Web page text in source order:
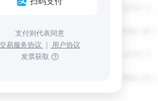
支付则代表同意
交易服务协议 ｜ 用户协议
发票获取